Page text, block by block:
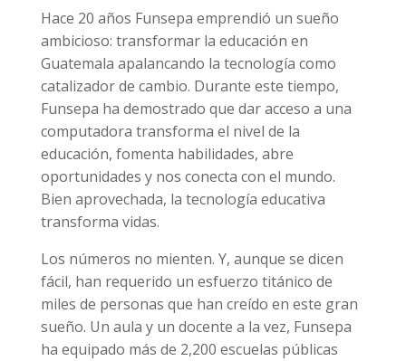
Hace 20 años Funsepa emprendió un sueño
ambicioso: transformar la educación en
Guatemala apalancando la tecnología como
catalizador de cambio. Durante este tiempo,
Funsepa ha demostrado que dar acceso a una
computadora transforma el nivel de la
educación, fomenta habilidades, abre
oportunidades y nos conecta con el mundo.
Bien aprovechada, la tecnología educativa
transforma vidas.
Los números no mienten. Y, aunque se dicen
fácil, han requerido un esfuerzo titánico de
miles de personas que han creído en este gran
sueño. Un aula y un docente a la vez, Funsepa
ha equipado más de 2,200 escuelas públicas